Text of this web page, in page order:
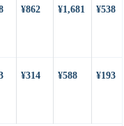
¥862 ¥1,681 ¥538
¥314 ¥588 ¥193